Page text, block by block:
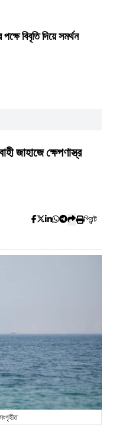
বিবৃতি দিয়ে সমর্থন
জাহাজে ক্ষেপণাস্ত্র
প্রিন্ট